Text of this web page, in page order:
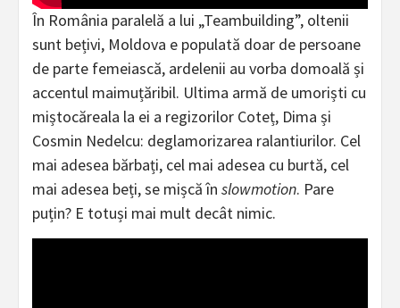
În România paralelă a lui „Teambuilding”, oltenii
sunt bețivi, Moldova e populată doar de persoane
de parte femeiască, ardelenii au vorba domoală și
accentul maimuțăribil. Ultima armă de umoriști cu
miștocăreala la ei a regizorilor Coteț, Dima și
Cosmin Nedelcu: deglamorizarea ralantiurilor. Cel
mai adesea bărbați, cel mai adesea cu burtă, cel
mai adesea beți, se mișcă în slowmotion. Pare
puțin? E totuși mai mult decât nimic.